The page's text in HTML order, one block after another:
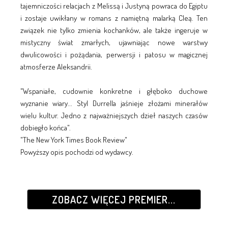
tajemniczości relacjach z Melissą i Justyną powraca do Egiptu
i zostaje uwikłany w romans z namiętną malarką Cleą. Ten
związek nie tylko zmienia kochanków, ale także ingeruje w
mistyczny świat zmarłych, ujawniając nowe warstwy
dwulicowości i pożądania, perwersji i patosu w magicznej
atmosferze Aleksandrii.
"Wspaniałe, cudownie konkretne i głęboko duchowe
wyznanie wiary... Styl Durrella jaśnieje złożami minerałów
wielu kultur. Jedno z najważniejszych dzieł naszych czasów
dobiegło końca".
"The New York Times Book Review"
Powyższy opis pochodzi od wydawcy.
ZOBACZ WIĘCEJ PREMIER...